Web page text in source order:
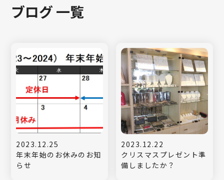
ブログ 一覧
2023.12.25
年末年始のお休みのお知
らせ
2023.12.22
クリスマスプレゼント準
備しましたか？